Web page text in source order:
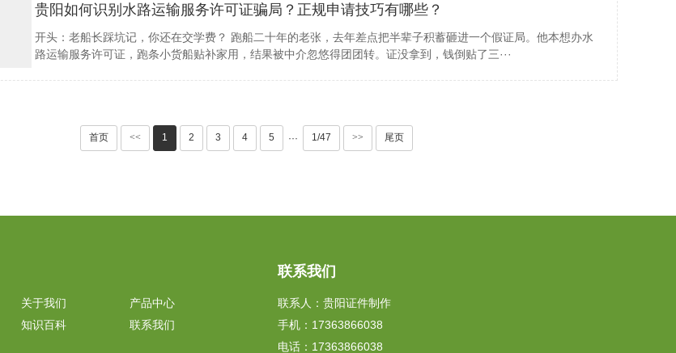
贵阳如何识别水路运输服务许可证骗局？正规申请技巧有哪些？
开头：老船长踩坑记，你还在交学费？ 跑船二十年的老张，去年差点把半辈子积蓄砸进一个假证局。他本想办水
路运输服务许可证，跑条小货船贴补家用，结果被中介忽悠得团团转。证没拿到，钱倒贴了三···
首页 << 1 2 3 4 5 ··· 1/47 >> 尾页
关于我们
产品中心
知识百科 联系我们
联系我们
联系人：贵阳证件制作
手机：17363866038
电话：17363866038